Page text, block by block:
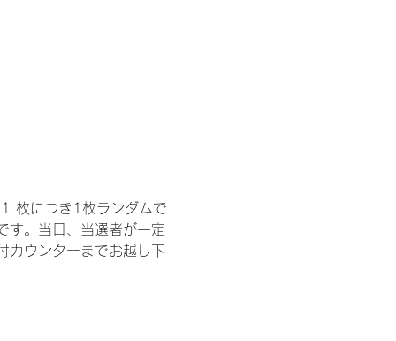
枚につき1枚ランダムで
す。当日、当選者が一定
カウンターまでお越し下